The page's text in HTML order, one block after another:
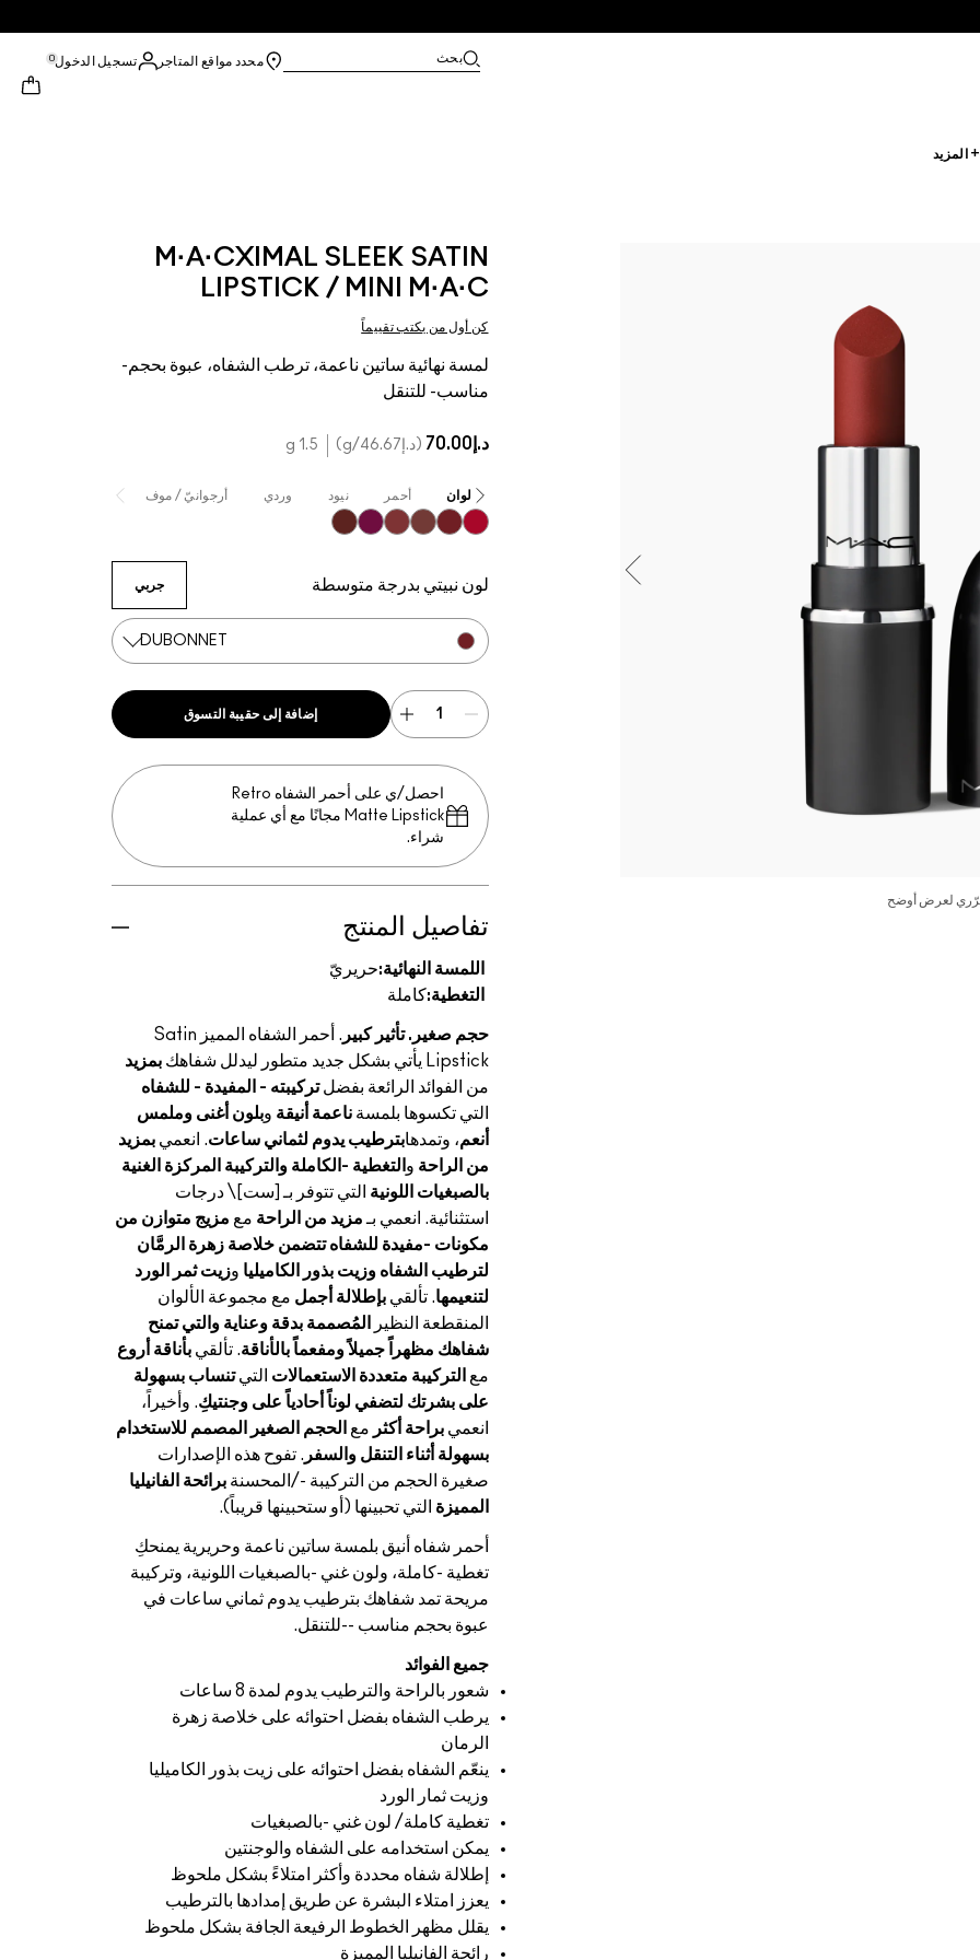
بحث محدد مواقع المتاجر تسجيل الدخول0
المزيد
M·A·CXIMAL SLEEK SATIN
LIPSTICK / MINI M·A·C
كن أول من يكتب تقييماً
لمسة نهائية ساتين ناعمة، ترطب الشفاه، عبوة بحجم-
مناسب- للتنقل
لعرض أوضح
د.إ70.00 د.إ46.67 /g
1.5 g
جميع درجات الألوان أحمر نيود وردي أرجوانيّ / موف
لون نبيتي بدرجة متوسطة جربي
DUBONNET
إضافة إلى حقيبة التسوق
احصل/ي على أحمر الشفاه Retro
Matte Lipstick مجانًا مع أي عملية
شراء.
تفاصيل المنتج
اللمسة النهائية:حريريّ
التغطية:كاملة
حجم صغير. تأثير كبير
. أحمر الشفاه المميز Satin
Lipstick يأتي بشكل جديد متطور ليدلل شفاهك
بمزيد
من الفوائد الرائعة بفضلتركيبته - المفيدة - للشفاه
التي تكسوها بلمسةناعمة أنيقة وبلون أغنى وملمس
أنعم، وتمدهابترطيب يدوم لثماني ساعات. انعميبمزيد
من الراحة و التغطية -الكاملة والتركيبة المركزة الغنية
بالصبغيات اللونية التي تتوفر بـ [ست]\ درجات
استثنائية. انعمي بـ مزيد من الراحة مع مزيج متوازن من
مكونات -مفيدة للشفاه تتضمن خلاصة زهرة الرمَّان
لترطيب الشفاه وزيت بذور الكاميليا وزيت ثمر الورد
لتنعيمها. تألقيبإطلالة أجمل مع مجموعة الألوان
المنقطعة النظير
المُصممة بدقة وعناية والتي تمنح
شفاهك مظهراً جميلاً ومفعماً بالأناقة. تألقيبأناقة أروع
مع التركيبة متعددة الاستعمالات التيتنساب بسهولة
على بشرتك لتضفي لوناً أحادياً على وجنتيكِ. وأخيراً،
انعميبراحة أكثر مع الحجم الصغير المصمم للاستخدام
بسهولة أثناء التنقل والسفر . تفوح هذه الإصدارات
صغيرة الحجم من التركيبة -/المحسنةبرائحة الفانيليا
المميزة التي تحبينها (أو ستحبينها قريباً).
أحمر شفاه أنيق بلمسة ساتين ناعمة وحريرية يمنحكِ
تغطية -كاملة، ولون غني -بالصبغيات اللونية، وتركيبة
مريحة تمد شفاهك بترطيب يدوم ثماني ساعات في
عبوة بحجم مناسب --للتنقل.
جميع الفوائد
شعور بالراحة والترطيب يدوم لمدة 8 ساعات
يرطب الشفاه بفضل احتوائه على خلاصة زهرة
الرمان
ينعّم الشفاه بفضل احتوائه على زيت بذور الكاميليا
وزيت ثمار الورد
تغطية كاملة/ لون غني -بالصبغيات
يمكن استخدامه على الشفاه والوجنتين
إطلالة شفاه محددة وأكثر امتلاءً بشكل ملحوظ
يعزز امتلاء البشرة عن طريق إمدادها بالترطيب
يقلل مظهر الخطوط الرفيعة الجافة بشكل ملحوظ
رائحة الفانيليا المميزة